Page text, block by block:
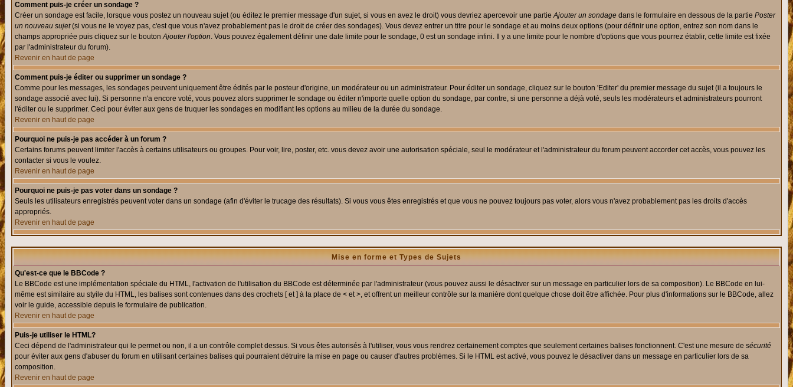
Comment puis-je créer un sondage ?
Créer un sondage est facile, lorsque vous postez un nouveau sujet (ou éditez le premier message d'un sujet, si vous en avez le droit) vous devriez apercevoir une partieAjouter un sondage dans le formulaire en dessous de la partie Poster
un nouveau sujet(si vous ne le voyez pas, c'est que vous n'avez probablement pas le droit de créer des sondages). Vous devez entrer un titre pour le sondage et au moins deux options (pour définir une option, entrez son nom dans le
champs appropriée puis cliquez sur le boutonAjouter l'option. Vous pouvez également définir une date limite pour le sondage, 0 est un sondage infini. Il y a une limite pour le nombre d'options que vous pourrez établir, cette limite est fixée
par l'administrateur du forum).
Revenir en haut de page
Comment puis-je éditer ou supprimer un sondage ?
Comme pour les messages, les sondages peuvent uniquement être édités par le posteur d'origine, un modérateur ou un administrateur. Pour éditer un sondage, cliquez sur le bouton 'Editer' du premier message du sujet (il a toujours le
sondage associé avec lui). Si personne n'a encore voté, vous pouvez alors supprimer le sondage ou éditer n'importe quelle option du sondage, par contre, si une personne a déjà voté, seuls les modérateurs et administrateurs pourront
l'éditer ou le supprimer. Ceci pour éviter aux gens de truquer les sondages en modifiant les options au milieu de la durée du sondage.
Revenir en haut de page
Pourquoi ne puis-je pas accéder à un forum ?
Certains forums peuvent limiter l'accès à certains utilisateurs ou groupes. Pour voir, lire, poster, etc. vous devez avoir une autorisation spéciale, seul le modérateur et l'administrateur du forum peuvent accorder cet accès, vous pouvez les
contacter si vous le voulez.
Revenir en haut de page
Pourquoi ne puis-je pas voter dans un sondage ?
Seuls les utilisateurs enregistrés peuvent voter dans un sondage (afin d'éviter le trucage des résultats). Si vous vous êtes enregistrés et que vous ne pouvez toujours pas voter, alors vous n'avez probablement pas les droits d'accès
appropriés.
Revenir en haut de page
Mise en forme et Types de Sujets
Qu'est-ce que le BBCode ?
Le BBCode est une implémentation spéciale du HTML, l'activation de l'utilisation du BBCode est déterminée par l'administrateur (vous pouvez aussi le désactiver sur un message en particulier lors de sa composition). Le BBCode en lui-
même est similaire au styile du HTML, les balises sont contenues dans des crochets [ et ] à la place de < et >, et offrent un meilleur contrôle sur la manière dont quelque chose doit être affichée. Pour plus d'informations sur le BBCode, allez
voir le guide, accessible depuis le formulaire de publication.
Revenir en haut de page
Puis-je utiliser le HTML?
Ceci dépend de l'administrateur qui le permet ou non, il a un contrôle complet dessus. Si vous êtes autorisés à l'utiliser, vous vous rendrez certainement comptes que seulement certaines balises fonctionnent. C'est une mesure de sécurité
pour éviter aux gens d'abuser du forum en utilisant certaines balises qui pourraient détruire la mise en page ou causer d'autres problèmes. Si le HTML est activé, vous pouvez le désactiver dans un message en particulier lors de sa
composition.
Revenir en haut de page